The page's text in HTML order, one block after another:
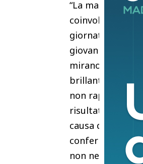
“La macchina
coinvolgendo
giornate di
giovani non
mirano proprio
brillanti ma
non
risultati
causa di
confermano
non